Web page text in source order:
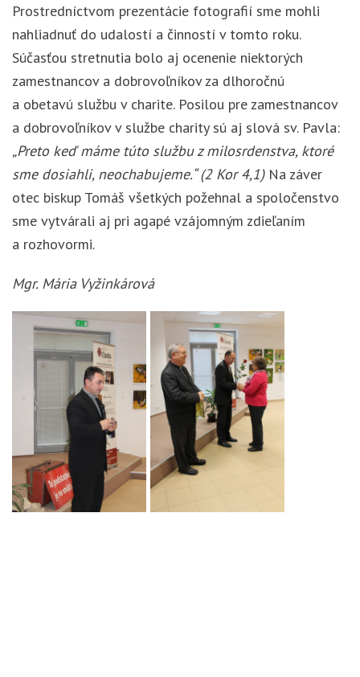
Prostredníctvom prezentácie fotografií sme mohli
nahliadnuť do udalostí a činností v tomto roku.
Súčasťou stretnutia bolo aj ocenenie niektorých
zamestnancov a dobrovoľníkov za dlhoročnú
a obetavú službu v charite. Posilou pre zamestnancov
a dobrovoľníkov v službe charity sú aj slová sv. Pavla:
„Preto keď máme túto službu z milosrdenstva, ktoré
sme dosiahli, neochabujeme.“ (2 Kor 4,1)Na záver
otec biskup Tomáš všetkých požehnal a spoločenstvo
sme vytvárali aj pri agapé vzájomným zdieľaním
a rozhovormi.
Mgr. Mária Vyžinkárová